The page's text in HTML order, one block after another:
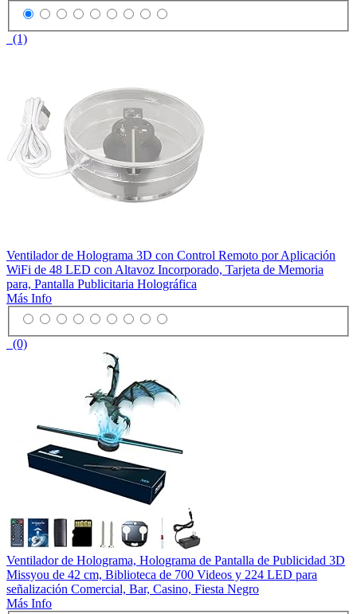
(1)
Ventilador de Holograma 3D con Control Remoto por Aplicación
WiFi de 48 LED con Altavoz Incorporado, Tarjeta de Memoria
para, Pantalla Publicitaria Holográfica
Más Info
(0)
Ventilador de Holograma, Holograma de Pantalla de Publicidad 3D
Missyou de 42 cm, Biblioteca de 700 Videos y 224 LED para
señalización Comercial, Bar, Casino, Fiesta Negro
Más Info